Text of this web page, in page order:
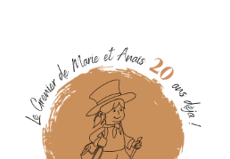
navigation
contenu